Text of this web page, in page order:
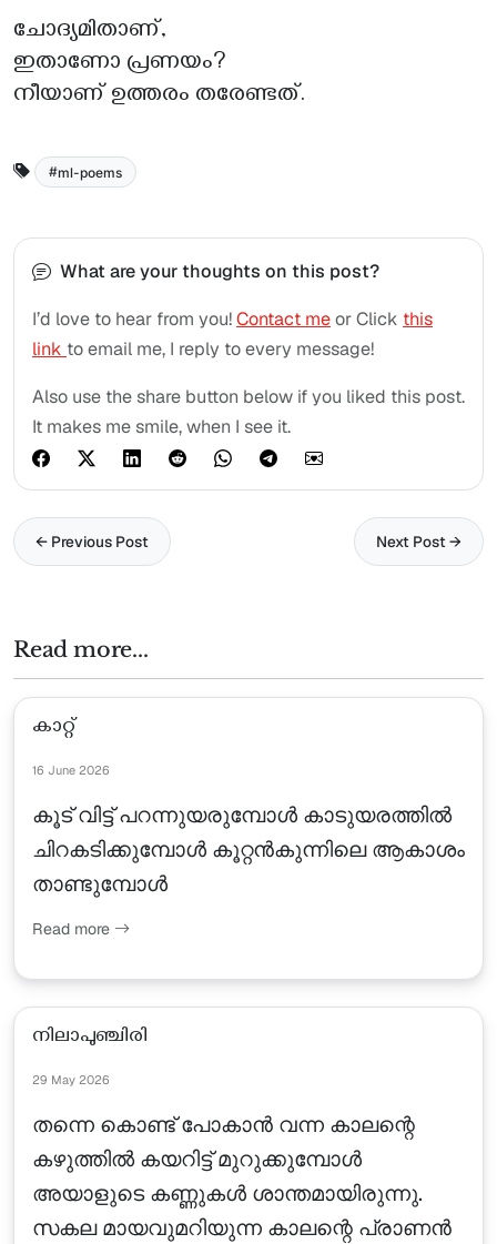
ചോദ്യമിതാണ്,
ഇതാണോ പ്രണയം?
നീയാണ് ഉത്തരം തരേണ്ടത്.
ml-poems
What are your thoughts on this post?
I’d love to hear from you!Contact meor Click this
link to email me, I reply to every message!
Also use the share button below if you liked this post.
It makes me smile, when I see it.
← Previous Post Next Post →
Read more...
കാറ്റ്
16 June 2026
കൂട് വിട്ട് പറന്നുയരുമ്പോൾ കാടുയരത്തിൽ
ചിറകടിക്കുമ്പോൾ കൂറ്റൻകുന്നിലെ ആകാശം
താണ്ടുമ്പോൾ
Read more
നിലാപുഞ്ചിരി
29 May 2026
തന്നെ കൊണ്ട് പോകാൻ വന്ന കാലന്റെ
കഴുത്തിൽ കയറിട്ട് മുറുക്കുമ്പോൾ
അയാളുടെ കണ്ണുകൾ ശാന്തമായിരുന്നു.
സകല മായവുമറിയുന്ന കാലന്റെ പ്രാണൻ